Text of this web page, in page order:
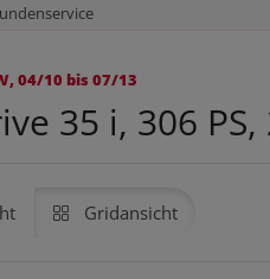
04/10 bis 07/13
35 i, 306
Gridansicht